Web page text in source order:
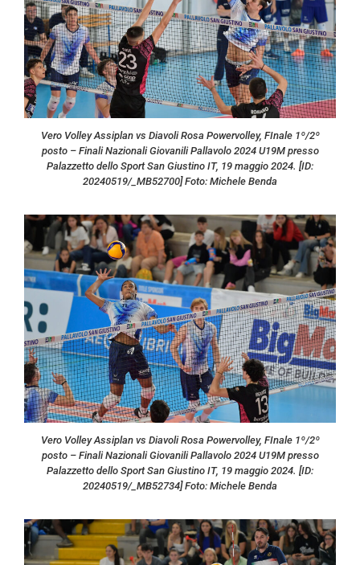
Vero Volley Assiplan vs Diavoli Rosa Powervolley, FInale 1º/2º
posto – Finali Nazionali Giovanili Pallavolo 2024 U19M presso
Palazzetto dello Sport San Giustino IT, 19 maggio 2024. [ID:
20240519/_MB52700] Foto: Michele Benda
Vero Volley Assiplan vs Diavoli Rosa Powervolley, FInale 1º/2º
posto – Finali Nazionali Giovanili Pallavolo 2024 U19M presso
Palazzetto dello Sport San Giustino IT, 19 maggio 2024. [ID:
20240519/_MB52734] Foto: Michele Benda